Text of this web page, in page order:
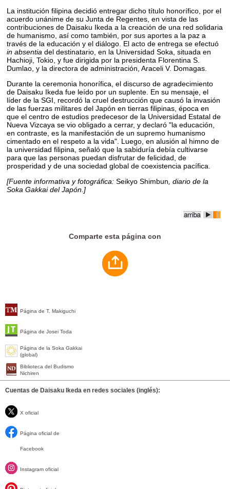
Página de T. Makiguchi
Página de Josei Toda
Página de la Soka Gakkai
(global)
Biblioteca del Budismo
Nichiren
Cuentas de Daisaku Ikeda en redes sociales (inglés):
X oficial
Página oficial de
Facebook
Instagram oficial
La institución filipina decidió entregar dicho título honorífico, por el
acuerdo unánime de su Junta de Regentes, en vista de las
contribuciones de Daisaku Ikeda a la creación de una red solidaria
de humanismo, así como también, por sus aportes a la paz a
través de la educación y el diálogo. El acto de entrega se efectuó
in absentia del destinatario, en la Universidad Soka, situada en
Hachioji, Tokio, y fue dirigida por la presidenta Florentina S.
Dumlao, y la directora de administración, Araceli V. Domagas.
Durante la ceremonia honorífica, el discurso de agradecimiento
de Daisaku Ikeda fue leído por un suplente. En su mensaje, el
líder de la SGI, recordó la cruel destrucción que causó la invasión
de las fuerzas militares del Japón en tierras filipinas, época en
que el centro de estudios predecesor de la Universidad Estatal de
Nueva Vizcaya se vio obligado a cerrar, y declaró "la educación,
en contraste, es la manifestación de un supremo humanismo
cimentado en el respeto a la vida". Luego, en alusión al himno de
la universidad filipina, señaló que la sabiduría debía cultivarse
para que las personas puedan disfrutar de felicidad, de
prosperidad y de una sociedad global de coexistencia pacífica.
[Fuente informativa y fotográfica:Seikyo Shimbun , diario de la
Soka Gakkai del Japón.]
Comparte esta página con